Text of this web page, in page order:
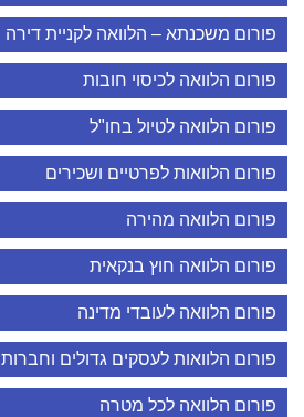
פורום משכנתא – הלוואה לקניית דירה
פורום הלוואה לכיסוי חובות
פורום הלוואה לטיול בחו"ל
פורום הלוואות לפרטיים ושכירים
פורום הלוואה מהירה
פורום הלוואה חוץ בנקאית
פורום הלוואה לעובדי מדינה
פורום הלוואות לעסקים גדולים וחברות
פורום הלוואה לכל מטרה